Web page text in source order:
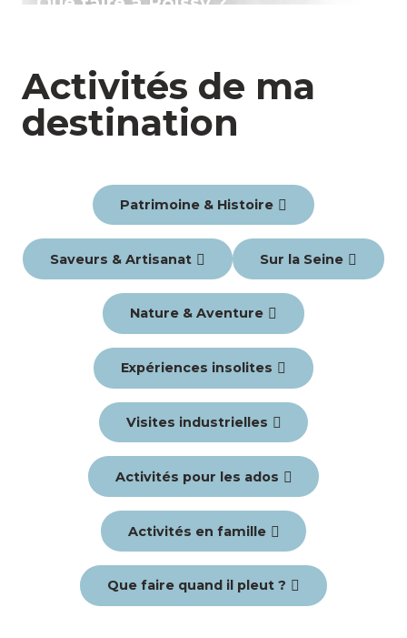
Vous aimerez aussi
Expériences insolites
Découvrez nos
articles sur Terres